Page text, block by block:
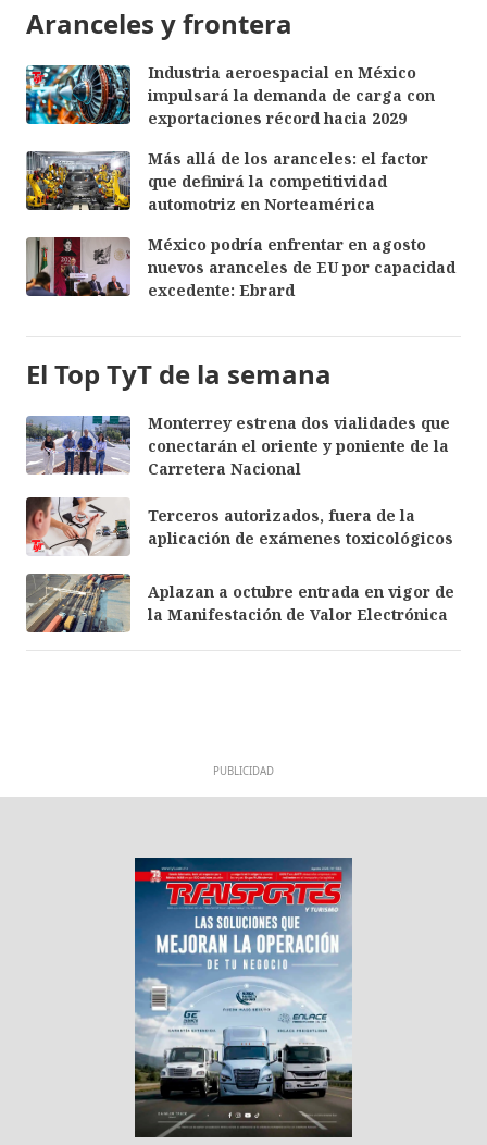
Aranceles y frontera
Industria aeroespacial en México
impulsará la demanda de carga con
exportaciones récord hacia 2029
Más allá de los aranceles: el factor
que definirá la competitividad
automotriz en Norteamérica
México podría enfrentar en agosto
nuevos aranceles de EU por capacidad
excedente: Ebrard
El Top TyT de la semana
Monterrey estrena dos vialidades que
conectarán el oriente y poniente de la
Carretera Nacional
Terceros autorizados, fuera de la
aplicación de exámenes toxicológicos
Aplazan a octubre entrada en vigor de
la Manifestación de Valor Electrónica
PUBLICIDAD